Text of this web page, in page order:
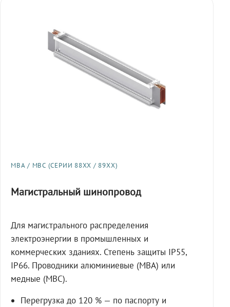
МВА / МВС (СЕРИИ 88XX / 89XX)
Магистральный шинопровод
Для магистрального распределения
электроэнергии в промышленных и
коммерческих зданиях. Степень защиты IP55,
IP66. Проводники алюминиевые (МВА) или
медные (МВС).
Перегрузка до 120 % — по паспорту и